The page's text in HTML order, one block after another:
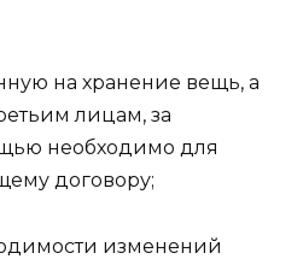
на хранение вещь, а
лицам, за
необходимо для
договору;
изменений